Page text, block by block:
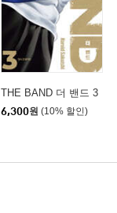
THE BAND 더 밴드 3
6,300원 (10% 할인)